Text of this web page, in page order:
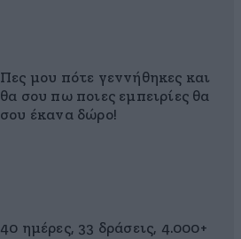
Πες μου πότε γεννήθηκες και
θα σου πω ποιες εμπειρίες θα
σου έκανα δώρο!
40 ημέρες, 33 δράσεις, 4.000+